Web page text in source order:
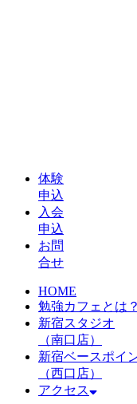
体験
申込
入会
申込
お問
合せ
HOME
勉強カフェとは？
新宿スタジオ
（南口店）
新宿ベースポイ
（西口店）
アクセス